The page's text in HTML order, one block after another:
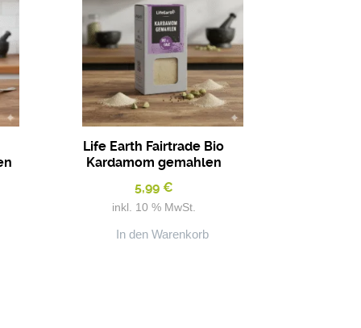
Life Earth Fairtrade Bio
Kardamom gemahlen
5,99 €
inkl. 10 % MwSt.
In den Warenkorb